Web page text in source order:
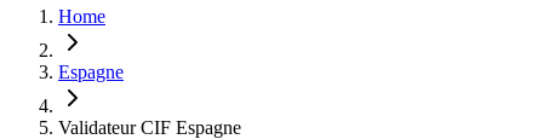
Home
Espagne
Validateur CIF Espagne